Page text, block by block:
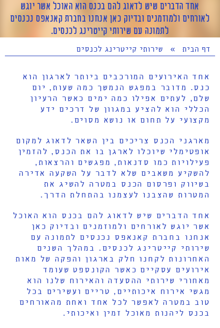
אחד הדברים שיש לדאוג להם בכנס הוא האוכל אשר יוגש
לאורחים ולמוזמנים ובדיוק כאן אנחנו בחברת קאנאפס נכנסים
לתמונה עם שירותי קייטרינג לכנסים.
דף הבית » שירותי קייטרינג לכנסים
אחד האירועים המורכבים ביותר לארגון הוא
כנס. מדובר במפגש הנמשך כמה שעות, יום
שלם, לעתים אפילו כמה ימים כאשר הרעיון
הכללי הוא להציע במגוון של דרכים ידע
מקצועי על תחום או נושא מסוים.
מארגני הכנס צריכים בין השאר לדאוג למקום
אופטימלי שיוכלו לארגן בו את הכנס, להזמין
פעילויות כמו סדנאות, מפגשים והרצאות,
להשקיע משאבים שלא לדבר על השקעה אדירה
בשיווק ופרסום הכנס במטרה להשיג את
המטרות שהצבנו לעצמנו בהתחלת הדרך.
אחד הדברים שיש לדאוג להם בכנס הוא האוכל
אשר יוגש לאורחים ולמוזמנים ובדיוק כאן
אנחנו בחברת קאנאפס נכנסים לתמונה עם
שירותי קייטרינג לכנסים. במהלך השנים
האחרונות לקחנו חלק בארגון והפקה של מאות
אירועים עסקיים כאשר הקונספט שעומד
מאחורי שירותי ההסעדה והאירוח שלנו הוא
מגשי אירוח איכותיים, טריים ועשירים בכל
טוב במטרה לאפשר לכל אחד ואחת מהאורחים
בכנס ליהנות מאוכל זמין ואיכותי.